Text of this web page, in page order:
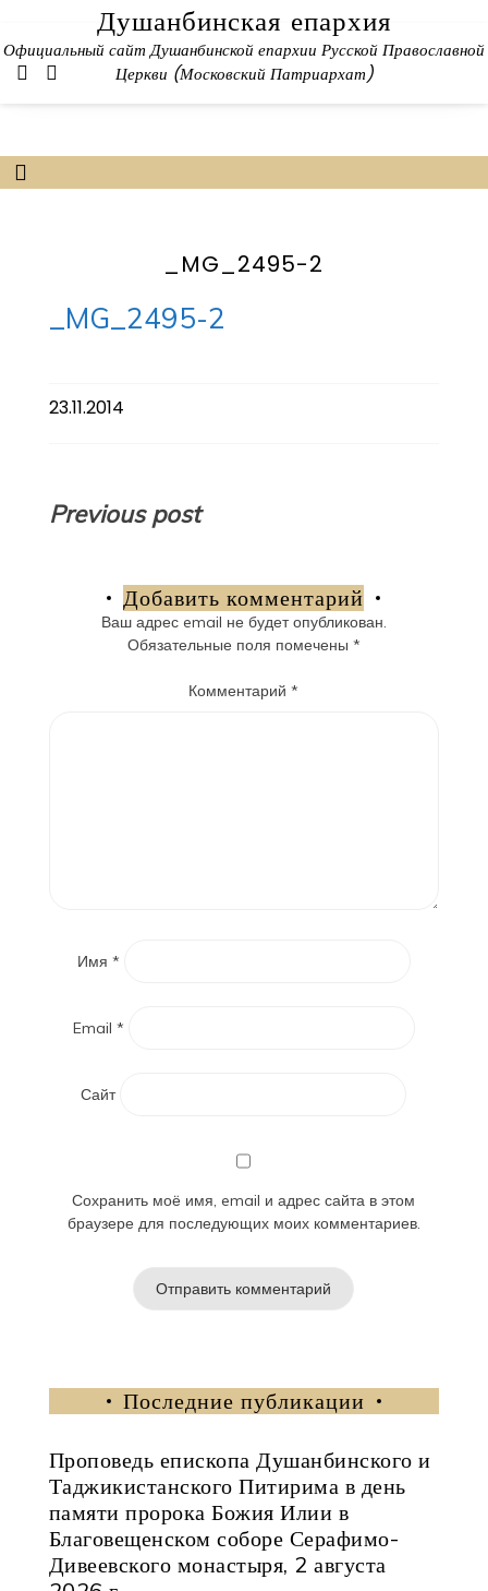
content
Душанбинская епархия
Официальный сайт Душанбинской епархии Русской Православной
Церкви (Московский Патриархат)
_MG_2495-2
_MG_2495-2
23.11.2014
Навигация
записям
Previous post
Добавить комментарий
Ваш адрес email не будет опубликован.
Обязательные поля помечены *
Комментарий*
Имя *
Email *
Сайт
Сохранить моё имя, email и адрес сайта в этом
браузере для последующих моих комментариев.
Последние публикации
Проповедь епископа Душанбинского и
Таджикистанского Питирима в день
памяти пророка Божия Илии в
Благовещенском соборе Серафимо-
Дивеевского монастыря, 2 августа